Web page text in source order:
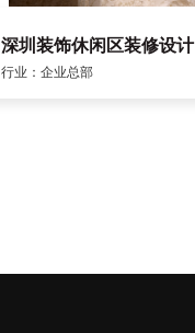
深圳装饰休闲区装修设计
行业：企业总部